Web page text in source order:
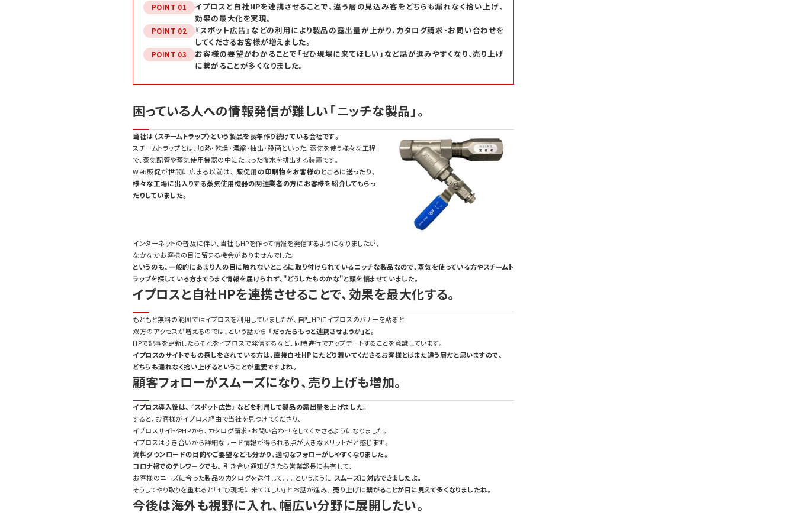
POINT 01
イプロスと自社HPを連携させることで、違う層の見込み客をどちらも漏れなく拾い上げ、
効果の最大化を実現。
POINT 02
『スポット広告』などの利用により製品の露出量が上がり、カタログ請求・お問い合わせを
してくださるお客様が増えました。
POINT 03
お客様の要望がわかることで「ぜひ現場に来てほしい」など話が進みやすくなり、売り上げ
に繋がることが多くなりました。
困っている人への情報発信が難しい「ニッチな製品」。
当社は〈スチームトラップ〉という製品を長年作り続けている会社です。
スチームトラップとは、加熱・乾燥・濃縮・抽出・殺菌といった、蒸気を使う様々な工程
で、蒸気配管や蒸気使用機器の中にたまった復水を排出する装置です。
Web販促が世間に広まる以前は、 販促用の印刷物をお客様のところに送ったり、
様々な工場に出入りする蒸気使用機器の関連業者の方にお客様を紹介してもらっ
たりしていました。
インターネットの普及に伴い、当社もHPを作って情報を発信するようになりましたが、
なかなかお客様の目に留まる機会がありませんでした。
というのも、一般的にあまり人の目に触れないところに取り付けられているニッチな製品なので、蒸気を使っている方やスチームト
ラップを探している方までうまく情報を届けられず、"どうしたものかな"と頭を悩ませていました。
イプロスと自社HPを連携させることで、効果を最大化する。
もともと無料の範囲ではイプロスを利用していましたが、自社HPにイプロスのバナーを貼ると
双方のアクセスが増えるのでは、という話から 「だったらもっと連携させようか」と。
HPで記事を更新したらそれをイプロスで発信するなど、同時進行でアップデートすることを意識しています。
イプロスのサイトでもの探しをされている方は、直接自社HPにたどり着いてくださるお客様とはまた違う層だと思いますので、
どちらも漏れなく拾い上げるということが重要ですよね。
顧客フォローがスムーズになり、売り上げも増加。
イプロス導入後は、『スポット広告』などを利用して製品の露出量を上げました。
すると、お客様がイプロス経由で当社を見つけてくださり、
イプロスサイトやHPから、カタログ請求・お問い合わせをしてくださるようになりました。
イプロスは引き合いから詳細なリード情報が得られる点が大きなメリットだと感じます。
資料ダウンロードの目的やご要望なども分かり、適切なフォローがしやすくなりました。
コロナ禍でのテレワークでも、 引き合い通知がきたら営業部長に共有して、
お客様のニーズに合った製品のカタログを送付して......というように スムーズに対応できましたよ。
そうしてやり取りを重ねると「ぜひ現場に来てほしい」とお話が進み、売り上げに繋がることが目に見えて多くなりましたね。
今後は海外も視野に入れ、幅広い分野に展開したい。